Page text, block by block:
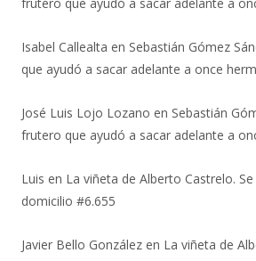
Isabel Callealta en Sebastián Gómez
que ayudó a sacar adelante a once
José Luis Lojo Lozano en Sebastián
frutero que ayudó a sacar adelante a
Luis en La viñeta de Alberto Castrelo.
domicilio #6.655
Javier Bello González en La viñeta de